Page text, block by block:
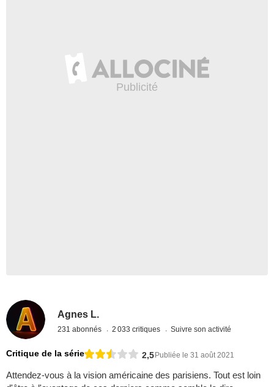
Agnes L.
231 abonnés 2 033 critiques Suivre son activité
Critique de la série 2,5Publiée le 31 août 2021
Attendez-vous à la vision américaine des parisiens. Tout est loin